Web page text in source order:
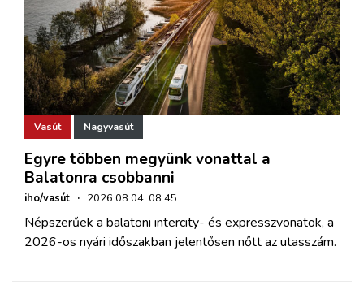
Vasút Nagyvasút
Egyre többen megyünk vonattal a
Balatonra csobbanni
iho/vasút · 2026.08.04. 08:45
Népszerűek a balatoni intercity- és expresszvonatok, a
2026-os nyári időszakban jelentősen nőtt az utasszám.